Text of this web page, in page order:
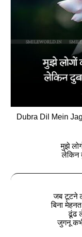
Dubra Dil Mein
मुझे
लेकिन
जब टूटने
बिना
ढूंढ
जुगनू